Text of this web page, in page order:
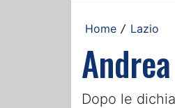
Home / Lazio
Dopo le